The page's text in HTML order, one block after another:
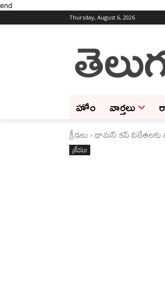
end
Thursday, August 6, 2026
హోం వార్తలు
క్రీడలు థామస్ కప్ విజేతలకు
క్రీడలు